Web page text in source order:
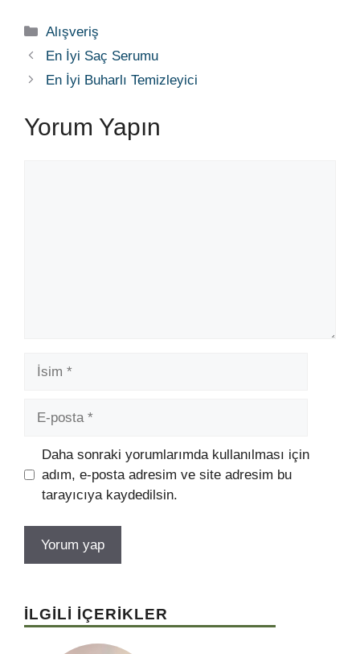
Kategoriler
Alışveriş
En İyi Saç Serumu
En İyi Buharlı Temizleyici
Yorum Yapın
İsim
posta
Daha sonraki yorumlarımda kullanılması için
adım, e-posta adresim ve site adresim bu
tarayıcıya kaydedilsin.
İLGİLİ İÇERİKLER